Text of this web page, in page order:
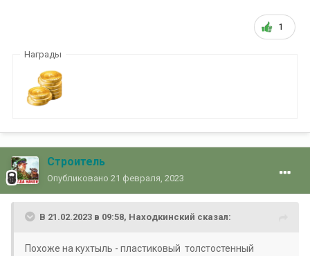
1
Награды
Строитель
Опубликовано 21 февраля, 2023
В 21.02.2023 в 09:58, Находкинский сказал:
Похоже на кухтыль - пластиковый толстостенный